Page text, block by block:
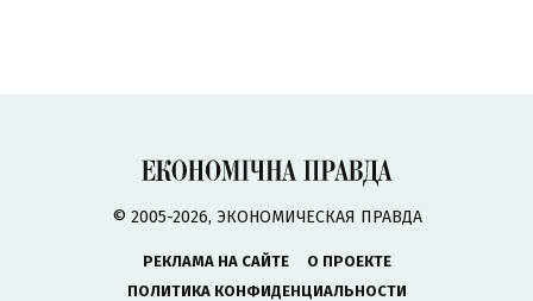
© 2005-2026, ЭКОНОМИЧЕСКАЯ ПРАВДА
РЕКЛАМА НА САЙТЕ
О ПРОЕКТЕ
ПОЛИТИКА КОНФИДЕНЦИАЛЬНОСТИ